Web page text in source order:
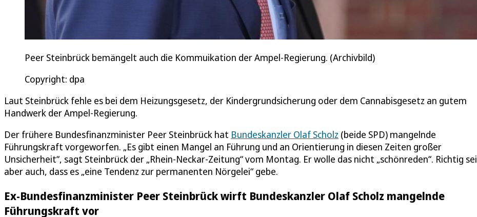
Peer Steinbrück bemängelt auch die Kommuikation der Ampel-Regierung. (Archivbild)
Copyright: dpa
Laut Steinbrück fehle es bei dem Heizungsgesetz, der Kindergrundsicherung oder dem Cannabisgesetz an gutem
Handwerk der Ampel-Regierung.
Der frühere Bundesfinanzminister Peer Steinbrück hat Bundeskanzler Olaf Scholz (beide SPD) mangelnde
Führungskraft vorgeworfen. „Es gibt einen Mangel an Führung und an Orientierung in diesen Zeiten großer
Unsicherheit“, sagt Steinbrück der „Rhein-Neckar-Zeitung“ vom Montag. Er wolle das nicht „schönreden“. Richtig sei
aber auch, dass es „eine Tendenz zur permanenten Nörgelei“ gebe.
Ex-Bundesfinanzminister Peer Steinbrück wirft Bundeskanzler Olaf Scholz mangelnde
Führungskraft vor